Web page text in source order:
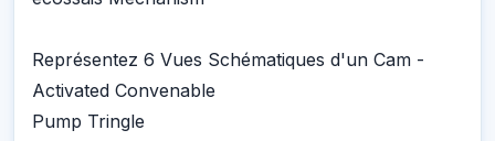
Représentez 6 Vues Schématiques d'un Cam -
Activated Convenable
Pump Tringle